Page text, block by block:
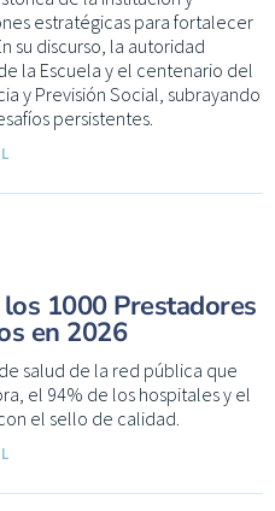
estratégicas para fortalecer
su discurso, la autoridad
la Escuela y el centenario del
y Previsión Social, subrayando
persistentes.
1000 Prestadores
en 2026
salud de la red pública que
el 94% de los hospitales y el
el sello de calidad.